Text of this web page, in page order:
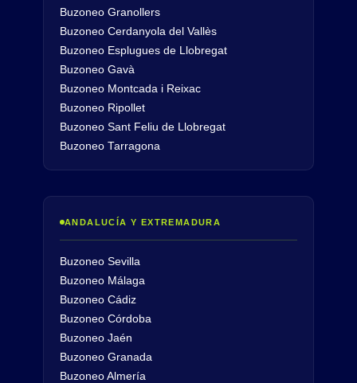
Buzoneo Granollers
Buzoneo Cerdanyola del Vallès
Buzoneo Esplugues de Llobregat
Buzoneo Gavà
Buzoneo Montcada i Reixac
Buzoneo Ripollet
Buzoneo Sant Feliu de Llobregat
Buzoneo Tarragona
ANDALUCÍA Y EXTREMADURA
Buzoneo Sevilla
Buzoneo Málaga
Buzoneo Cádiz
Buzoneo Córdoba
Buzoneo Jaén
Buzoneo Granada
Buzoneo Almería